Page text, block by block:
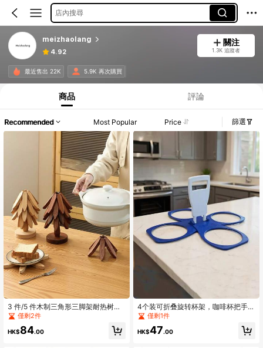
店內搜尋
meizhaolang
4.92
關注
1.3K 追蹤者
最近售出 22K 5.9K 再次購買
商品 評論
Recommended Most Popular Price 篩選
3 件/5 件木制三角形三脚架耐热树形
杯垫，桌面装饰隔热垫架，圣诞树甜
僅剩2件
HK$84.00
4个装可折叠旋转杯架，咖啡杯把手，
饮料瓶支架，便携式耐热，适用于露
僅剩1件
HK$47.00